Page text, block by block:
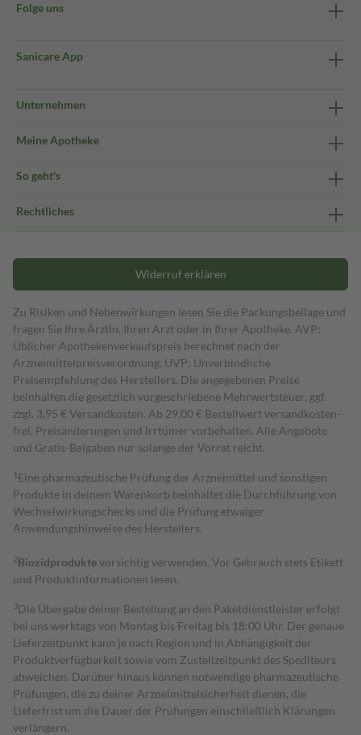
Folge uns
Sanicare App
Unternehmen
Meine Apotheke
So geht's
Rechtliches
Widerruf erklären
Zu Risiken und Nebenwirkungen lesen Sie die Packungsbeilage und
fragen Sie Ihre Ärztin, Ihren Arzt oder in Ihrer Apotheke. AVP:
Üblicher Apothekenverkaufspreis berechnet nach der
Arzneimittelpreisverordnung. UVP: Unverbindliche
Preisempfehlung des Herstellers. Die angegebenen Preise
beinhalten die gesetzlich vorgeschriebene Mehrwertsteuer, ggf.
zzgl. 3,95 € Versandkosten. Ab 29,00 € Bestell­wert versand­kosten­
frei. Preisänderungen und Irrtümer vorbehalten. Alle Angebote
und Gratis-Beigaben nur solange der Vorrat reicht.
1 Eine pharmazeutische Prüfung der Arzneimittel und sonstigen
Produkte in deinem Warenkorb beinhaltet die Durchführung von
Wechselwirkungschecks und die Prüfung etwaiger
Anwendungshinweise des Herstellers.
2Biozidproduktevorsichtig verwenden. Vor Gebrauch stets Etikett
und Produktinformationen lesen.
3Die Übergabe deiner Bestellung an den Paketdienstleister erfolgt
bei uns werktags von Montag bis Freitag bis 18:00 Uhr. Der genaue
Lieferzeitpunkt kann je nach Region und in Abhängigkeit der
Produktverfügbarkeit sowie vom Zustellzeitpunkt des Spediteurs
abweichen. Darüber hinaus können notwendige pharmazeutische
Prüfungen, die zu deiner Arzneimittelsicherheit dienen, die
Lieferfrist um die Dauer der Prüfungen einschließlich Klärungen
verlängern.